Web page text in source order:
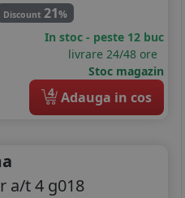
Discount 21%
In stoc - peste 12 buc
livrare 24/48 ore
Stoc magazin
4 Adauga in cos
a/t 4 g018